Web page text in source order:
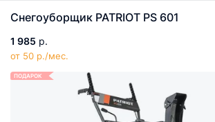
Снегоуборщик PATRIOT PS 601
1 985 р.
от 50 р./мес.
ПОДАРОК